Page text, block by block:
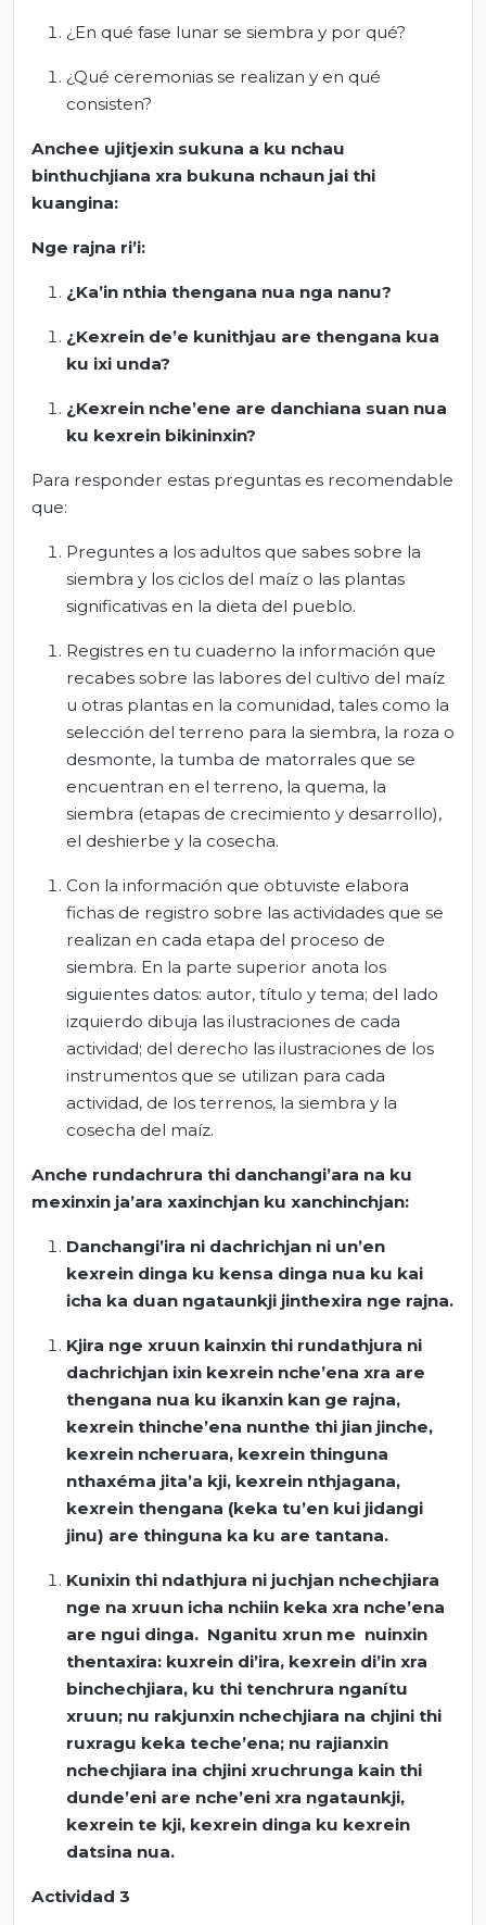
¿En qué fase lunar se siembra y por qué?
¿Qué ceremonias se realizan y en qué
consisten?
Anchee ujitjexin sukuna a ku nchau
binthuchjiana xra bukuna nchaun jai thi
kuangina:
Nge rajna ri’i:
¿Ka’in nthia thengana nua nga nanu?
¿Kexrein de’e kunithjau are thengana kua
ku ixi unda?
¿Kexrein nche’ene are danchiana suan nua
ku kexrein bikininxin?
Para responder estas preguntas es recomendable
que:
Preguntes a los adultos que sabes sobre la
siembra y los ciclos del maíz o las plantas
significativas en la dieta del pueblo.
Registres en tu cuaderno la información que
recabes sobre las labores del cultivo del maíz
u otras plantas en la comunidad, tales como la
selección del terreno para la siembra, la roza o
desmonte, la tumba de matorrales que se
encuentran en el terreno, la quema, la
siembra (etapas de crecimiento y desarrollo),
el deshierbe y la cosecha.
Con la información que obtuviste elabora
fichas de registro sobre las actividades que se
realizan en cada etapa del proceso de
siembra. En la parte superior anota los
siguientes datos: autor, título y tema; del lado
izquierdo dibuja las ilustraciones de cada
actividad; del derecho las ilustraciones de los
instrumentos que se utilizan para cada
actividad, de los terrenos, la siembra y la
cosecha del maíz.
Anche rundachrura thi danchangi’ara na ku
mexinxin ja’ara xaxinchjan ku xanchinchjan:
Danchangi’ira ni dachrichjan ni un’en
kexrein dinga ku kensa dinga nua ku kai
icha ka duan ngataunkji jinthexira nge rajna.
Kjira nge xruun kainxin thi rundathjura ni
dachrichjan ixin kexrein nche’ena xra are
thengana nua ku ikanxin kan ge rajna,
kexrein thinche’ena nunthe thi jian jinche,
kexrein ncheruara, kexrein thinguna
nthaxéma jita’a kji, kexrein nthjagana,
kexrein thengana (keka tu’en kui jidangi
jinu) are thinguna ka ku are tantana.
Kunixin thi ndathjura ni juchjan nchechjiara
nge na xruun icha nchiin keka xra nche’ena
are ngui dinga. Nganitu xrun me nuinxin
thentaxira: kuxrein di’ira, kexrein di’in xra
binchechjiara, ku thi tenchrura nganítu
xruun; nu rakjunxin nchechjiara na chjini thi
ruxragu keka teche’ena; nu rajianxin
nchechjiara ina chjini xruchrunga kain thi
dunde’eni are nche’eni xra ngataunkji,
kexrein te kji, kexrein dinga ku kexrein
datsina nua.
Actividad 3